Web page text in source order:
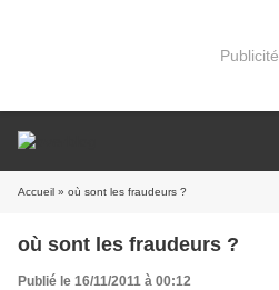
Publicité
Accueil » où sont les fraudeurs ?
où sont les fraudeurs ?
Publié le 16/11/2011 à 00:12